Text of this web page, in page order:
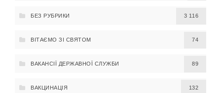
БЕЗ РУБРИКИ 3 116
ВІТАЄМО ЗІ СВЯТОМ 74
ВАКАНСІЇ ДЕРЖАВНОЇ СЛУЖБИ 89
ВАКЦИНАЦІЯ 132